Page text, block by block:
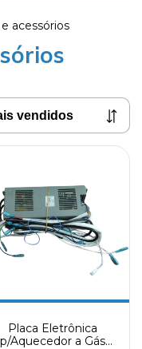
acessórios
Placa Eletrônica
p/Aquecedor a Gás